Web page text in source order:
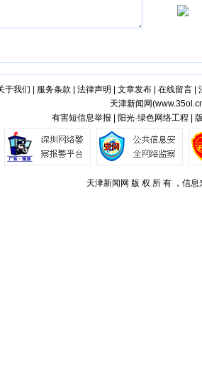
于我们 服务条款 法律声明 文章发布| 在线留言|
天津新闻网(
有害短信息举报 | 阳光·绿色网络工程 |
天津新闻网 版 权 所 有 ，信